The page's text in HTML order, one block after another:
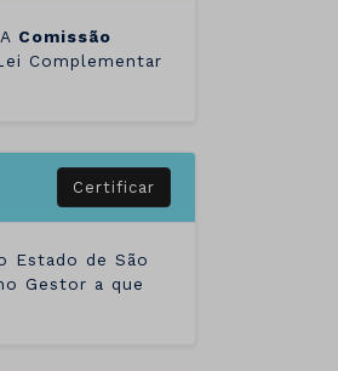
Comissão
Complementar
Certificar
Estado de São
Gestor a que